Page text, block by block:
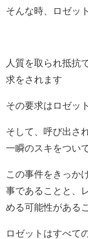
そんな時、ロゼッ
人質を取られ抵抗
求をされます
その要求はロゼッ
そして、呼び出さ
一瞬のスキをつい
この事件をきっか
事であることと、
める可能性がある
ロゼットはすべて